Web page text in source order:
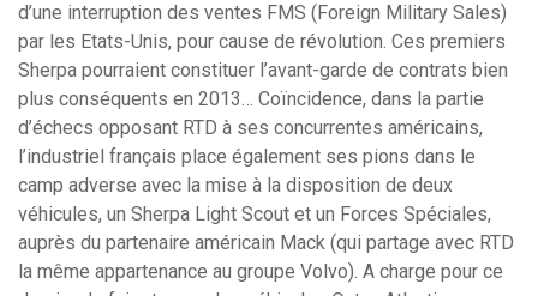
d’une interruption des ventes FMS (Foreign Military Sales)
par les Etats-Unis, pour cause de révolution. Ces premiers
Sherpa pourraient constituer l’avant-garde de contrats bien
plus conséquents en 2013… Coïncidence, dans la partie
d’échecs opposant RTD à ses concurrentes américains,
l’industriel français place également ses pions dans le
camp adverse avec la mise à la disposition de deux
véhicules, un Sherpa Light Scout et un Forces Spéciales,
auprès du partenaire américain Mack (qui partage avec RTD
la même appartenance au groupe Volvo). A charge pour ce